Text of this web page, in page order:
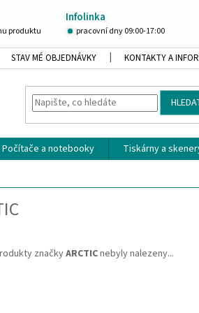
Infolinka
produktu pracovní dny 09:00-17:00
STAV MÉ OBJEDNÁVKY KONTAKTY A
Počítače a notebooky Tiskárny a
značkyARCTICnebyly nalezeny...